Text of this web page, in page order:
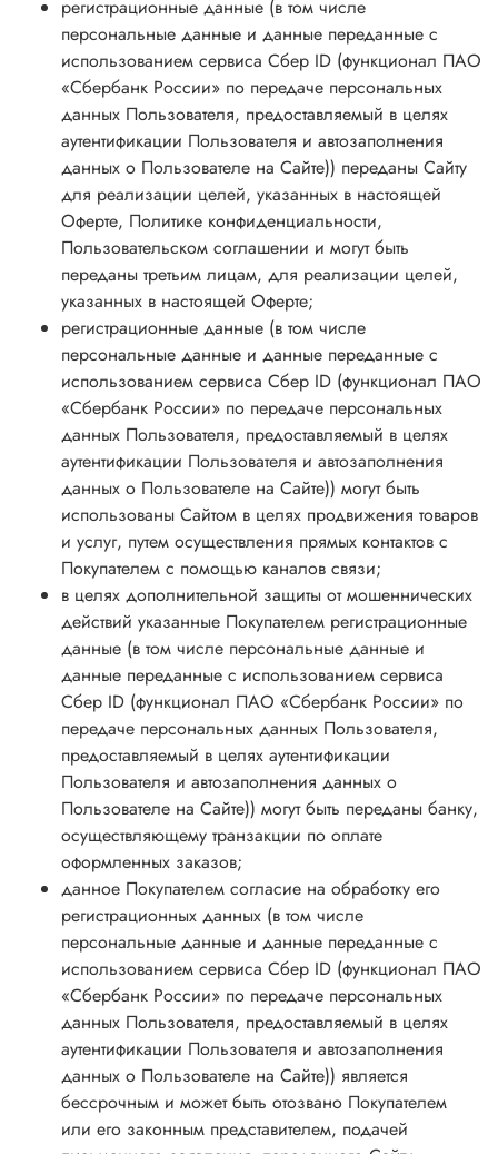
регистрационные данные (в том числе
персональные данные и данные переданные с
использованием сервиса Сбер ID (функционал ПАО
«Сбербанк России» по передаче персональных
данных Пользователя, предоставляемый в целях
аутентификации Пользователя и автозаполнения
данных о Пользователе на Сайте)) переданы Сайту
для реализации целей, указанных в настоящей
Оферте, Политике конфиденциальности,
Пользовательском соглашении и могут быть
переданы третьим лицам, для реализации целей,
указанных в настоящей Оферте;
регистрационные данные (в том числе
персональные данные и данные переданные с
использованием сервиса Сбер ID (функционал ПАО
«Сбербанк России» по передаче персональных
данных Пользователя, предоставляемый в целях
аутентификации Пользователя и автозаполнения
данных о Пользователе на Сайте)) могут быть
использованы Сайтом в целях продвижения товаров
и услуг, путем осуществления прямых контактов с
Покупателем с помощью каналов связи;
в целях дополнительной защиты от мошеннических
действий указанные Покупателем регистрационные
данные (в том числе персональные данные и
данные переданные с использованием сервиса
Сбер ID (функционал ПАО «Сбербанк России» по
передаче персональных данных Пользователя,
предоставляемый в целях аутентификации
Пользователя и автозаполнения данных о
Пользователе на Сайте)) могут быть переданы банку,
осуществляющему транзакции по оплате
оформленных заказов;
данное Покупателем согласие на обработку его
регистрационных данных (в том числе
персональные данные и данные переданные с
использованием сервиса Сбер ID (функционал ПАО
«Сбербанк России» по передаче персональных
данных Пользователя, предоставляемый в целях
аутентификации Пользователя и автозаполнения
данных о Пользователе на Сайте)) является
бессрочным и может быть отозвано Покупателем
или его законным представителем, подачей